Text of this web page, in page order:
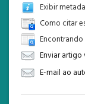
Exibir
Como citar
Enviar artigo
E-mail ao